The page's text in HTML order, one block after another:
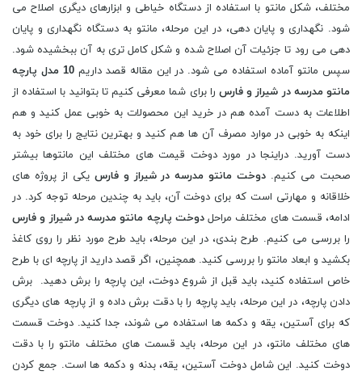
مختلف، شکل مانتو با استفاده از دستگاه خیاطی و ابزارهای دیگری اصلاح می
شود. نگهداری و پایان دهی، در این مرحله، مانتو به دستگاه نگهداری و پایان
دهی می رود تا جزئیات آن اصلاح شده و شکل کامل تری به آن ببخشیده شود.
سپس مانتو آماده استفاده می شود. در این مقاله قصد داریم
10 مدل پارچه
مانتو مدرسه در شیراز و فارس را برای شما معرفی کنیم تا بتوانید با استفاده از
اطلاعات به دست آمده هم در خرید این محصولات به خوبی عمل کنید و هم
اینکه به خوبی در موارد مصرف آن ها هم کنید و بهترین نتایج را برای خود به
دست آورید. دراینجا در مورد دوخت قیمت های مختلف این مانتوها بیشتر
صحبت می کنیم. دوخت مانتو مدرسه در شیراز و فارسیکی از پروژه های
خلاقانه و مهارتی است که برای دوخت آن، باید به چندین مرحله توجه کرد. در
ادامه، قسمت های مختلف مراحلدوخت پارچه مانتو مدرسه در شیراز و فارس
را بررسی می کنیم. طرح بندی، در این مرحله، باید طرح مورد نظر را روی کاغذ
بکشید و ابعاد مانتو را بررسی کنید. همچنین، اگر قصد دارید از پارچه ای با طرح
خاص استفاده کنید، باید قبل از شروع دوخت، این پارچه را برش دهید. برش
دادن پارچه، در این مرحله، باید پارچه را با دقت برش داده و از پارچه های دیگری
که برای آستین، یقه و دکمه ها استفاده می شوند، جدا کنید. دوخت قسمت
های مختلف مانتو، در این مرحله، باید قسمت های مختلف مانتو را با دقت
دوخت کنید. این شامل دوخت آستین، یقه، بدنه و دکمه ها است. جمع کردن